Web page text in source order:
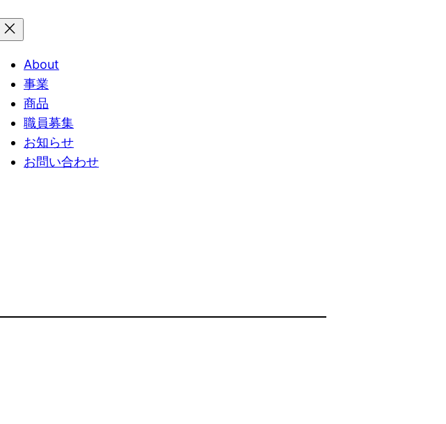
About
事業
商品
職員募集
お知らせ
お問い合わせ